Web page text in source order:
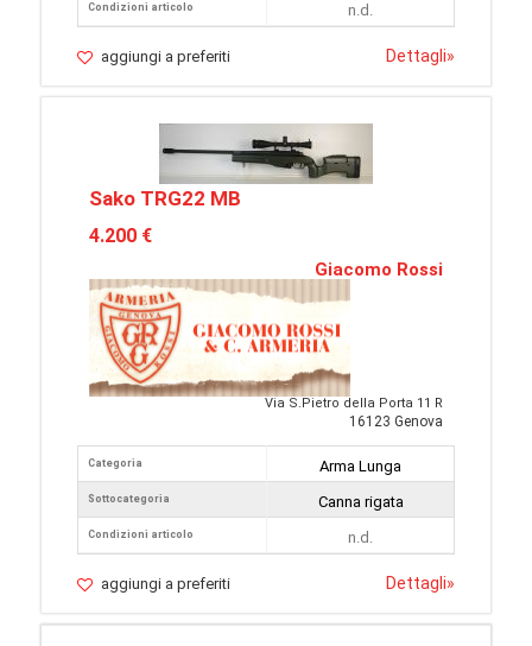
Condizioni articolo
n.d.
aggiungi a preferiti Dettagli»
Sako TRG22 MB
4.200 €
Giacomo Rossi
Via S.Pietro della Porta 11 R
16123 Genova
Categoria
Sottocategoria
Condizioni articolo
Arma Lunga
Canna rigata
n.d.
aggiungi a preferiti Dettagli»